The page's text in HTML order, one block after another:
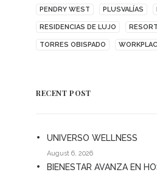
PENDRY WEST PLUSVALÍAS
RESIDENCIAS DE LUJO RESORT
TORRES OBISPADO
RECENT POST
UNIVERSO WELLNESS
August 6, 2026
BIENESTAR AVANZA EN